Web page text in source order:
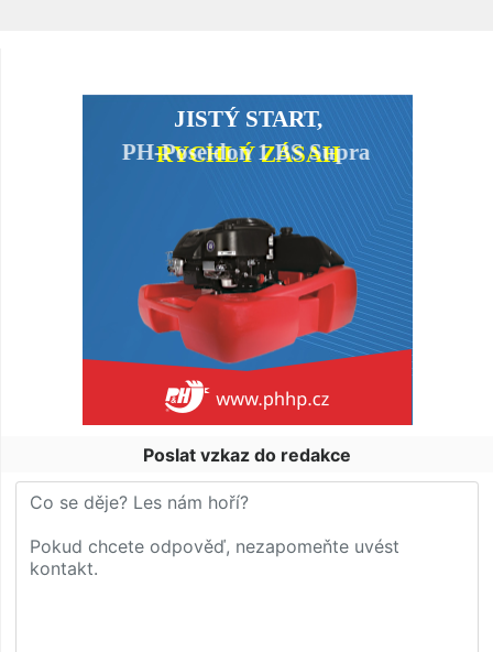
Poslat vzkaz do redakce